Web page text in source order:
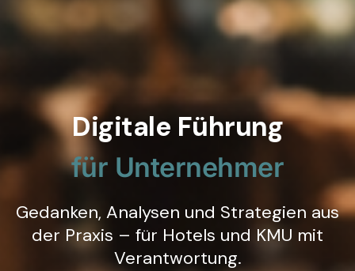
Digitale Führung
für Unternehmer
Gedanken, Analysen und Strategien aus
der Praxis – für Hotels und KMU mit
Verantwortung.